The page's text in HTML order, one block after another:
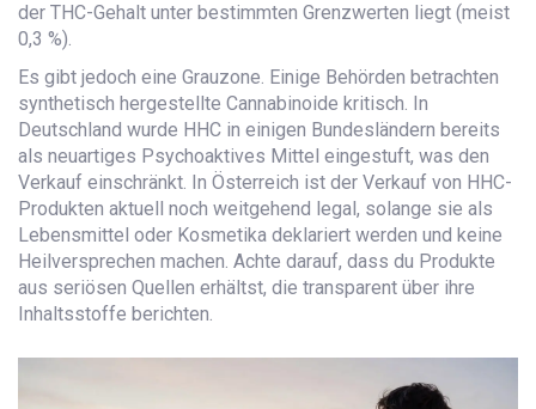
der THC-Gehalt unter bestimmten Grenzwerten liegt (meist
0,3 %).
Es gibt jedoch eine Grauzone. Einige Behörden betrachten
synthetisch hergestellte Cannabinoide kritisch. In
Deutschland wurde HHC in einigen Bundesländern bereits
als neuartiges Psychoaktives Mittel eingestuft, was den
Verkauf einschränkt. In Österreich ist der Verkauf von HHC-
Produkten aktuell noch weitgehend legal, solange sie als
Lebensmittel oder Kosmetika deklariert werden und keine
Heilversprechen machen. Achte darauf, dass du Produkte
aus seriösen Quellen erhältst, die transparent über ihre
Inhaltsstoffe berichten.